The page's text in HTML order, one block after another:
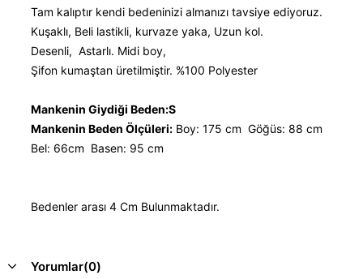
Tam kalıptır kendi bedeninizi almanızı tavsiye ediyoruz.
Kuşaklı, Beli lastikli, kurvaze yaka, Uzun kol.
Desenli, Astarlı. Midi boy,
Şifon kumaştan üretilmiştir. %100 Polyester
Mankenin Giydiği Beden:S
Mankenin Beden Ölçüleri: Boy: 175 cm Göğüs: 88 cm
Bel: 66cm Basen: 95 cm
Bedenler arası 4 Cm Bulunmaktadır.
Yorumlar(0)